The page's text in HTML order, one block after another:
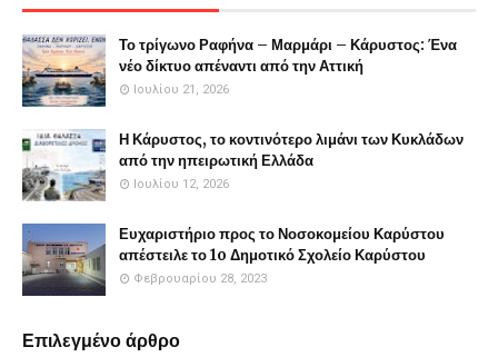
Το τρίγωνο Ραφήνα – Μαρμάρι – Κάρυστος: Ένα
νέο δίκτυο απέναντι από την Αττική
Ιουλίου 21, 2026
Η Κάρυστος, το κοντινότερο λιμάνι των Κυκλάδων
από την ηπειρωτική Ελλάδα
Ιουλίου 12, 2026
Ευχαριστήριο προς το Νοσοκομείου Καρύστου
απέστειλε το 1o Δημοτικό Σχολείο Καρύστου
Φεβρουαρίου 28, 2023
Επιλεγμένο άρθρο